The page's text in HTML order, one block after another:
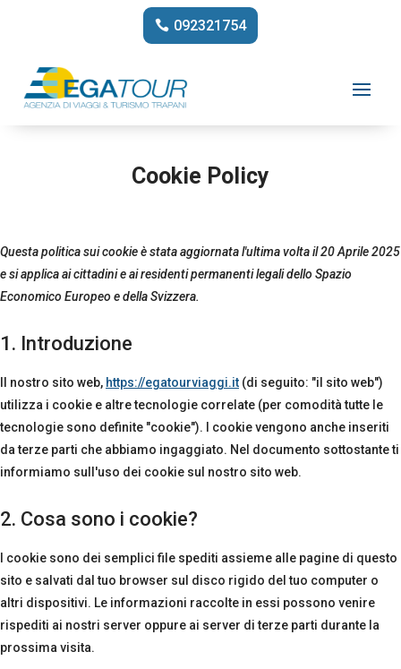
092321754
Cookie Policy
Questa politica sui cookie è stata aggiornata l'ultima volta il 20 Aprile 2025
e si applica ai cittadini e ai residenti permanenti legali dello Spazio
Economico Europeo e della Svizzera.
1. Introduzione
Il nostro sito web, https://egatourviaggi.it (di seguito: "il sito web")
utilizza i cookie e altre tecnologie correlate (per comodità tutte le
tecnologie sono definite "cookie"). I cookie vengono anche inseriti
da terze parti che abbiamo ingaggiato. Nel documento sottostante ti
informiamo sull'uso dei cookie sul nostro sito web.
2. Cosa sono i cookie?
I cookie sono dei semplici file spediti assieme alle pagine di questo
sito e salvati dal tuo browser sul disco rigido del tuo computer o
altri dispositivi. Le informazioni raccolte in essi possono venire
rispediti ai nostri server oppure ai server di terze parti durante la
prossima visita.